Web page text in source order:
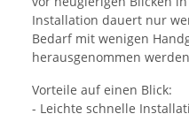
Installation dauert nur
Bedarf mit wenigen
herausgenommen
Vorteile auf einen Blick:
- Leichte schnelle